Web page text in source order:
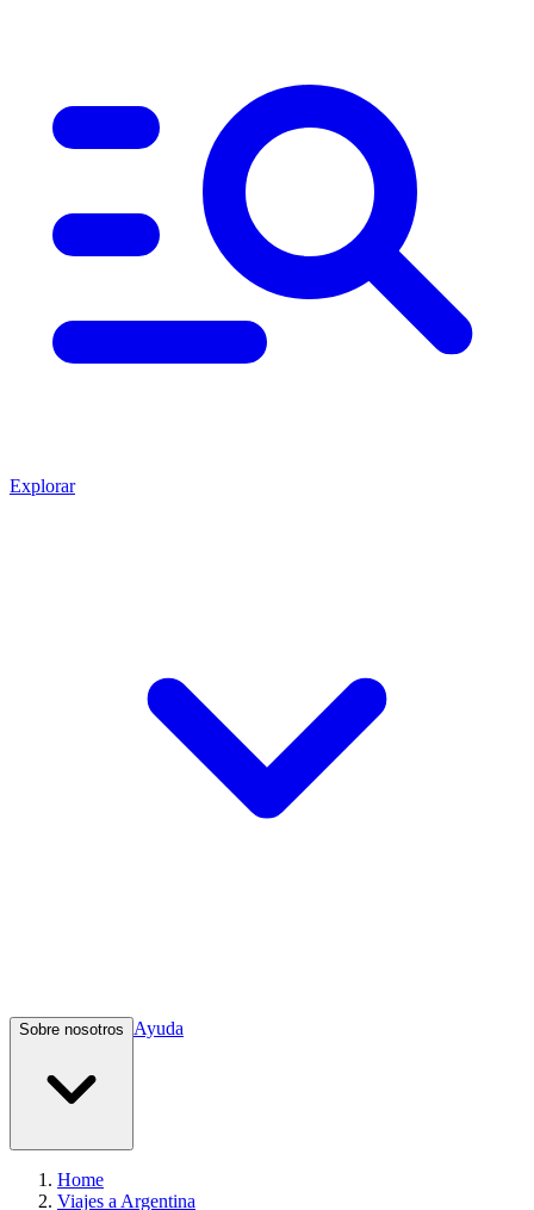
Explorar
Sobre nosotros Ayuda
Home
Viajes a Argentina